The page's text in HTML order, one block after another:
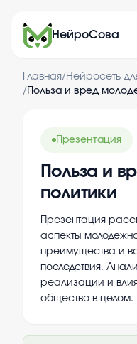
НейроСова
Главная/ Нейросеть
/ Польза и вред
Презентация
Польза и
политики
Презентация
аспекты
преимущества и
последствия.
реализации и
общество в целом.